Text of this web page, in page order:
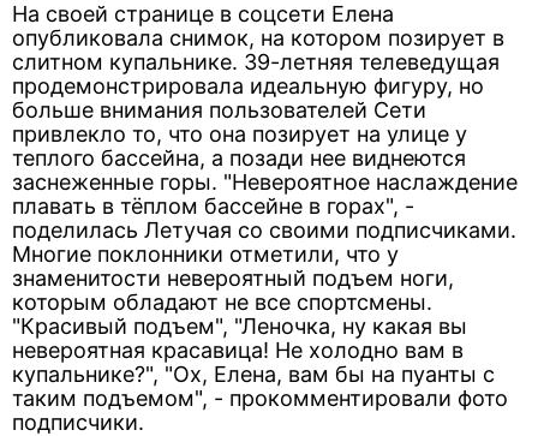
На своей странице в соцсети Елена
опубликовала снимок, на котором позирует в
слитном купальнике. 39-летняя телеведущая
продемонстрировала идеальную фигуру, но
больше внимания пользователей Сети
привлекло то, что она позирует на улице у
теплого бассейна, а позади нее виднеются
заснеженные горы. "Невероятное наслаждение
плавать в тёплом бассейне в горах", -
поделилась Летучая со своими подписчиками.
Многие поклонники отметили, что у
знаменитости невероятный подъем ноги,
которым обладают не все спортсмены.
"Красивый подъем", "Леночка, ну какая вы
невероятная красавица! Не холодно вам в
купальнике?", "Ох, Елена, вам бы на пуанты с
таким подъемом", - прокомментировали фото
подписчики.